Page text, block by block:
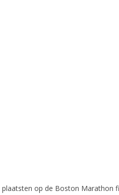
op de Boston Marathon